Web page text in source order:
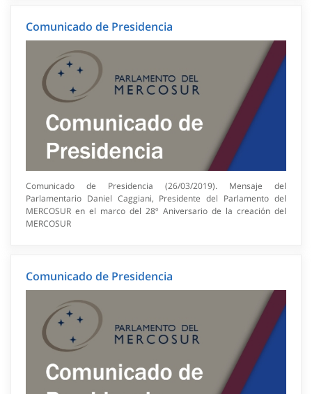
Comunicado de Presidencia
Comunicado de Presidencia (26/03/2019). Mensaje del
Parlamentario Daniel Caggiani, Presidente del Parlamento del
MERCOSUR en el marco del 28º Aniversario de la creación del
MERCOSUR
Comunicado de Presidencia